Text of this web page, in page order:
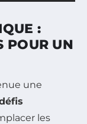
:
POUR UN
une
les